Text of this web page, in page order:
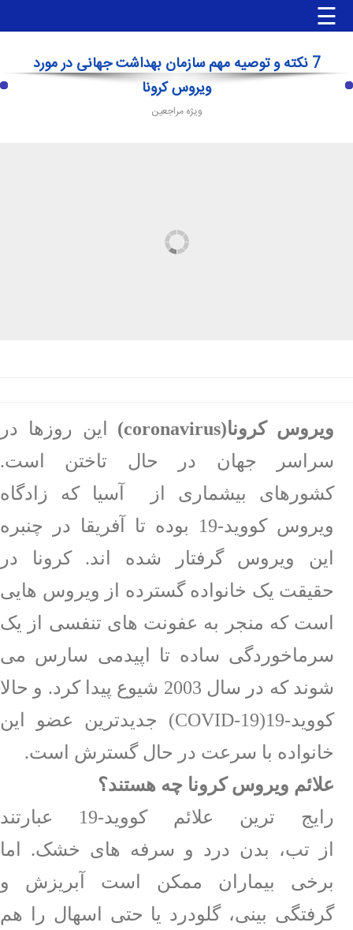
☰
صفحه
آزمایشات
اخبار
آزمایشگاه
استخدام
درباره
آزمایشگاه
تاریخچه
با
ما
ساعات
کاری
گالری
پاسخی
7 نکته و توصیه مهم سازمان بهداشت جهانی در مورد
ویروس کرونا
ویژه مراجعین
ویروس کرونا(coronavirus
)
این روزها در
سراسر جهان در حال تاختن است.
کشورهای بیشماری از
آسیا که زادگاه
ویروس کووید-19 بوده تا آفریقا در چنبره
این ویروس گرفتار شده اند. کرونا در
حقیقت یک خانواده گسترده از ویروس هایی
است که منجر به عفونت های تنفسی از یک
سرماخوردگی ساده تا اپیدمی سارس می
شوند که در سال 2003 شیوع پیدا کرد. و حالا
کووید-19(
COVID-19) جدیدترین عضو این
خانواده با سرعت در حال گسترش است.
علائم ویروس کرونا چه هستند؟
رایج ترین علائم کووید-19 عبارتند
از
تب، بدن درد و سرفه های خشک.
اما
برخی بیماران ممکن است
آبریزش و
گرفتگی بینی، گلودرد یا حتی اسهال را هم